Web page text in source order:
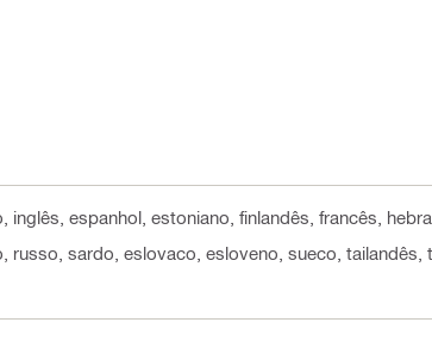
inglês, espanhol, estoniano, finlandês, francês,
sardo, eslovaco, esloveno, sueco, tailandês,